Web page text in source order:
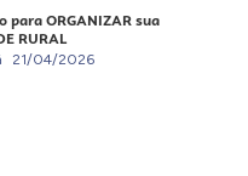
para ORGANIZAR sua
RURAL
21/04/2026